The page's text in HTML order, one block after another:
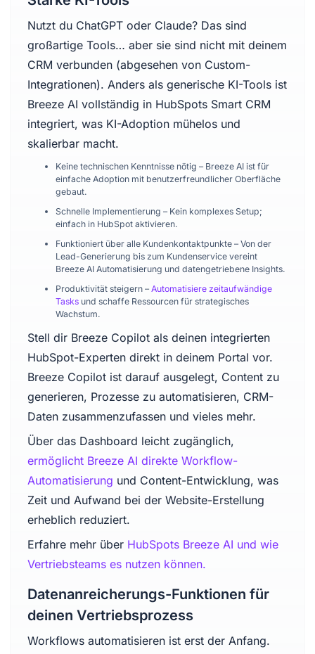
Nutzt du ChatGPT oder Claude? Das sind
großartige Tools… aber sie sind nicht mit deinem
CRM verbunden (abgesehen von Custom-
Integrationen). Anders als generische KI-Tools ist
Breeze AI vollständig in HubSpots Smart CRM
integriert, was KI-Adoption mühelos und
skalierbar macht.
Keine technischen Kenntnisse nötig – Breeze AI ist für
einfache Adoption mit benutzerfreundlicher Oberfläche
gebaut.
Schnelle Implementierung – Kein komplexes Setup;
einfach in HubSpot aktivieren.
Funktioniert über alle Kundenkontaktpunkte – Von der
Lead-Generierung bis zum Kundenservice vereint
Breeze AI Automatisierung und datengetriebene Insights.
Produktivität steigern – Automatisiere zeitaufwändige
Tasksund schaffe Ressourcen für strategisches
Wachstum.
Stell dir Breeze Copilot als deinen integrierten
HubSpot-Experten direkt in deinem Portal vor.
Breeze Copilot ist darauf ausgelegt, Content zu
generieren, Prozesse zu automatisieren, CRM-
Daten zusammenzufassen und vieles mehr.
Über das Dashboard leicht zugänglich,
ermöglicht Breeze AI direkte Workflow-
Automatisierung und Content-Entwicklung, was
Zeit und Aufwand bei der Website-Erstellung
erheblich reduziert.
Erfahre mehr über HubSpots Breeze AI und wie
Vertriebsteams es nutzen können.
Datenanreicherungs-Funktionen für
deinen Vertriebsprozess
Workflows automatisieren ist erst der Anfang.